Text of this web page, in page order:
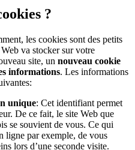
?
les cookies sont des petits
va stocker sur votre
site, un nouveau cookie
informations. Les informations
unique: Cet identifiant permet
De ce fait, le site Web que
se souvient de vous. Ce qui
ligne par exemple, de vous
lors d’une seconde visite.